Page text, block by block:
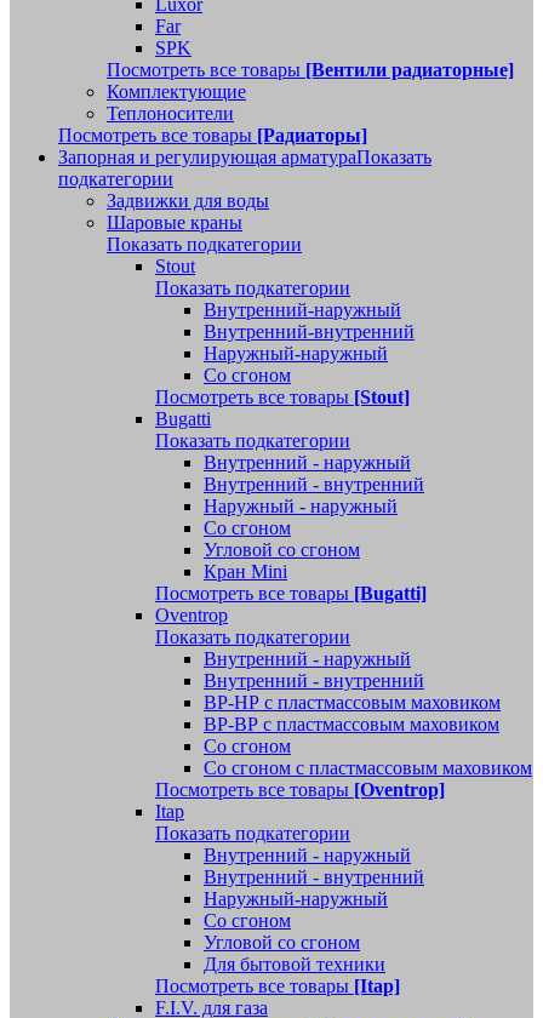
Luxor
Far
SPK
Посмотреть все товары [Вентили радиаторные]
Комплектующие
Теплоносители
Посмотреть все товары [Радиаторы]
Запорная и регулирующая арматураПоказать
подкатегории
Задвижки для воды
Шаровые краны
Показать подкатегории
Stout
Показать подкатегории
Внутренний-наружный
Внутренний-внутренний
Наружный-наружный
Со сгоном
Посмотреть все товары [Stout]
Bugatti
Показать подкатегории
Внутренний - наружный
Внутренний - внутренний
Наружный - наружный
Со сгоном
Угловой со сгоном
Кран Mini
Посмотреть все товары [Bugatti]
Oventrop
Показать подкатегории
Внутренний - наружный
Внутренний - внутренний
ВР-НР с пластмассовым маховиком
ВР-ВР с пластмассовым маховиком
Со сгоном
Со сгоном с пластмассовым маховиком
Посмотреть все товары [Oventrop]
Itap
Показать подкатегории
Внутренний - наружный
Внутренний - внутренний
Наружный-наружный
Со сгоном
Угловой со сгоном
Для бытовой техники
Посмотреть все товары [Itap]
F.I.V. для газа